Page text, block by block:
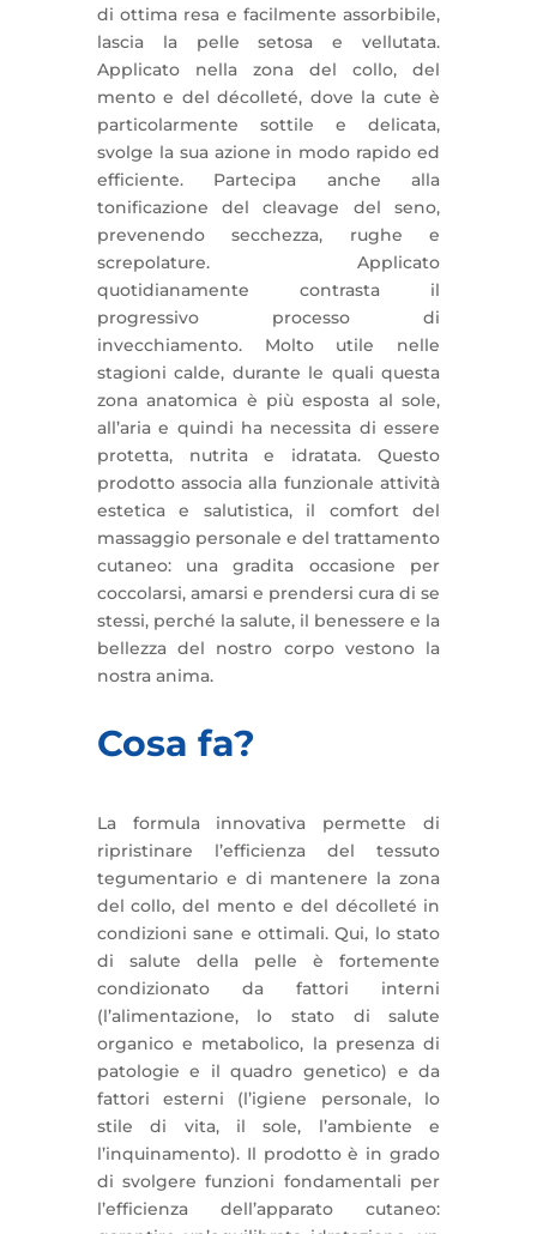
di ottima resa e facilmente assorbibile,
lascia la pelle setosa e vellutata.
Applicato nella zona del collo, del
mento e del décolleté, dove la cute è
particolarmente sottile e delicata,
svolge la sua azione in modo rapido ed
efficiente. Partecipa anche alla
tonificazione del cleavage del seno,
prevenendo secchezza, rughe e
screpolature. Applicato
quotidianamente contrasta il
progressivo processo di
invecchiamento. Molto utile nelle
stagioni calde, durante le quali questa
zona anatomica è più esposta al sole,
all’aria e quindi ha necessita di essere
protetta, nutrita e idratata. Questo
prodotto associa alla funzionale attività
estetica e salutistica, il comfort del
massaggio personale e del trattamento
cutaneo: una gradita occasione per
coccolarsi, amarsi e prendersi cura di se
stessi, perché la salute, il benessere e la
bellezza del nostro corpo vestono la
nostra anima.
Cosa fa?
La formula innovativa permette di
ripristinare l’efficienza del tessuto
tegumentario e di mantenere la zona
del collo, del mento e del décolleté in
condizioni sane e ottimali. Qui, lo stato
di salute della pelle è fortemente
condizionato da fattori interni
(l’alimentazione, lo stato di salute
organico e metabolico, la presenza di
patologie e il quadro genetico) e da
fattori esterni (l’igiene personale, lo
stile di vita, il sole, l’ambiente e
l’inquinamento). Il prodotto è in grado
di svolgere funzioni fondamentali per
l’efficienza dell’apparato cutaneo: